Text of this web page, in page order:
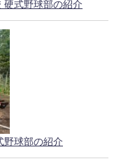
硬式野球部の紹介
野球部の紹介